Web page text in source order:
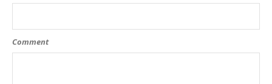
Comment